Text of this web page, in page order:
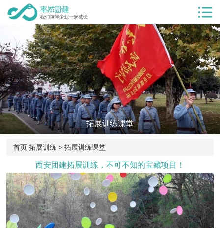
服务项目
团建服务
团建基地
团建目的
客户案例
率然优势
团建新闻
团建课堂
关于我们
联系我们
拓展训练课堂
首页 拓展训练 > 拓展训练课堂
西安团建拓展训练，不可不知的宝藏项目！